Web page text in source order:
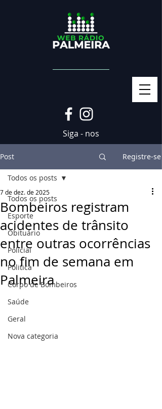
Siga - nos
Post Registre-se
Todos os posts
Esporte
Obituário
Policial
Politica
Corpo de Bombeiros
Saúde
Geral
Nova categoria
Todos os posts
Bombeiros registram
acidentes de trânsito
entre outras ocorrências
no fim de semana em
Palmeira
7 de dez. de 2025